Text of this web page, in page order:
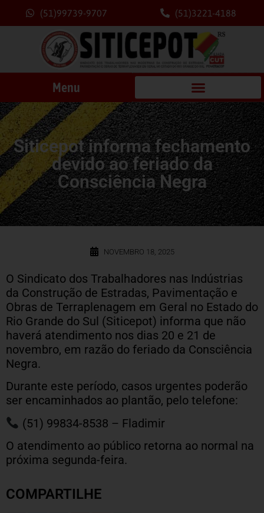
(51)99739-9707 (51)3221-4188
Menu
Siticepot informa fechamento
devido ao feriado da
Consciência Negra
NOVEMBRO 18, 2025
O Sindicato dos Trabalhadores nas Indústrias
da Construção de Estradas, Pavimentação e
Obras de Terraplenagem em Geral no Estado do
Rio Grande do Sul (Siticepot) informa que não
haverá atendimento nos dias 20 e 21 de
novembro, em razão do feriado da Consciência
Negra.
Durante este período, casos urgentes poderão
ser encaminhados ao plantão, pelo telefone:
(51) 99834-8538 – Fladimir
O atendimento ao público retorna ao normal na
próxima segunda-feira.
COMPARTILHE